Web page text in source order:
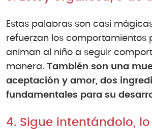
Estas palabras son casi
refuerzan los comportamientos
animan al niño a seguir
manera. También son una
aceptación y amor, dos
fundamentales para su
4. Sigue intentándolo,